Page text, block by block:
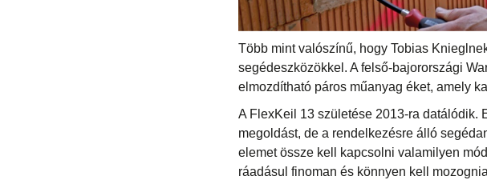
Több mint valószínű, hogy Tobias
segédeszközökkel. A felső-bajorországi
elmozdítható páros műanyag éket, amely
A FlexKeil 13 születése 2013-ra datálódik.
megoldást, de a rendelkezésre álló
elemet össze kell kapcsolni valamilyen
ráadásul finoman és könnyen kell